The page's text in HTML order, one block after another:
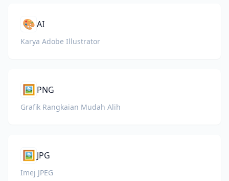
🎨AI
Karya Adobe Illustrator
🖼️ PNG
Grafik Rangkaian Mudah Alih
🖼️ JPG
Imej JPEG